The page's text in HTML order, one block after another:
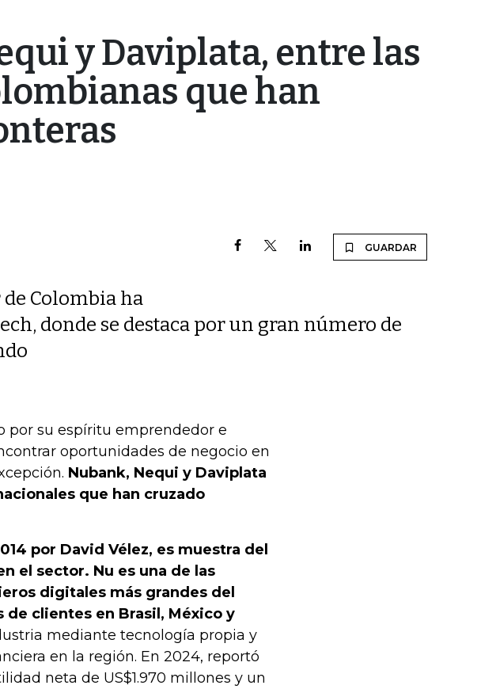
y Daviplata, entre las
que han
GUARDAR
Colombia ha
donde se destaca por un gran número de
por su espíritu emprendedor e
oportunidades de negocio en
Nubank, Nequi y Daviplata
que han cruzado
por David Vélez, es muestra del
el sector. Nu es una de las
digitales más grandes del
de clientes en Brasil, México y
mediante tecnología propia y
en la región. En 2024, reportó
neta de US$1.970 millones y un